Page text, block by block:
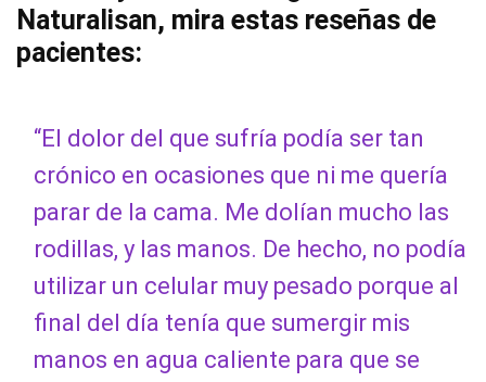
Naturalisan, mira estas reseñas de
pacientes:
“El dolor del que sufría podía ser tan
crónico en ocasiones que ni me quería
parar de la cama. Me dolían mucho las
rodillas, y las manos. De hecho, no podía
utilizar un celular muy pesado porque al
final del día tenía que sumergir mis
manos en agua caliente para que se